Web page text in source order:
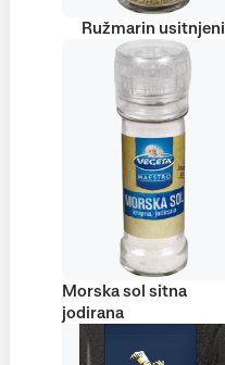
Ružmarin usitnjeni
Morska sol sitna
jodirana